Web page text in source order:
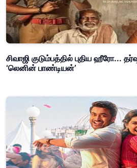
சிவாஜி குடும்பத்தில் புதிய
‘லெனின் பாண்டியன்’